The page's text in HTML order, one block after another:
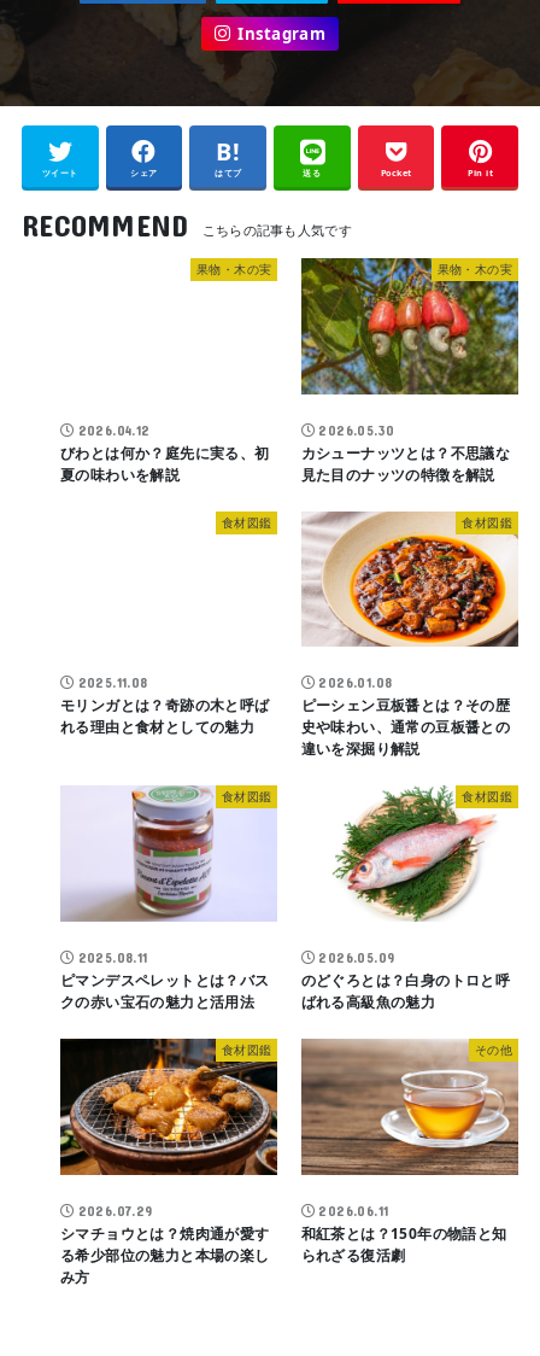
Instagram
ツイート シェア はてブ 送る Pocket Pin it
RECOMMEND
果物・木の実
2026.04.12
びわとは何か？庭先に実る、初
夏の味わいを解説
果物・木の実
2026.05.30
カシューナッツとは？不思議な
見た目のナッツの特徴を解説
食材図鑑
2025.11.08
モリンガとは？奇跡の木と呼ば
れる理由と食材としての魅力
食材図鑑
2026.01.08
ピーシェン豆板醤とは？その歴
史や味わい、通常の豆板醤との
違いを深掘り解説
食材図鑑
2025.08.11
ピマンデスペレットとは？バス
クの赤い宝石の魅力と活用法
食材図鑑
2026.05.09
のどぐろとは？白身のトロと呼
ばれる高級魚の魅力
食材図鑑
2026.07.29
シマチョウとは？焼肉通が愛す
る希少部位の魅力と本場の楽し
み方
その他
2026.06.11
和紅茶とは？150年の物語と知
られざる復活劇